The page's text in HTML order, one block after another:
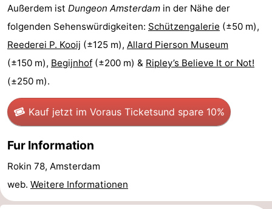
Südholland
Praktisch
Forum
Reisebuchshop
Őffentliche
Verkehr
Route
Schiphol
Außerdem ist Dungeon Amsterdam in der Nähe der
folgenden Sehenswürdigkeiten: Schützengalerie (±50 m),
Reederei P. Kooij (±125 m), Allard Pierson Museum
(±150 m), Begijnhof (±200 m) & Ripley’s Believe It or Not!
(±250 m).
Kauf jetzt im Voraus Ticketsund spare 10%
Fur Information
Rokin 78, Amsterdam
web. Weitere Informationen